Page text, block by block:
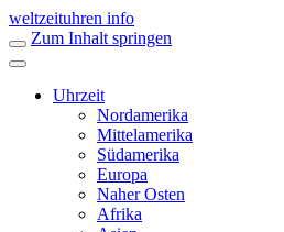
weltzeituhren info
Zum Inhalt springen
Uhrzeit
Nordamerika
Mittelamerika
Südamerika
Europa
Naher Osten
Afrika